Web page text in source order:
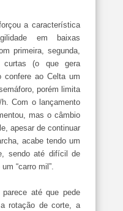
a característica
em baixas
primeira, segunda,
curtas (o que gera
confere ao Celta um
porém limita
Com o lançamento
mas o câmbio
apesar de continuar
acabe tendo um
sendo até difícil de
“carro mil”.
até que pede
rotação de corte, a